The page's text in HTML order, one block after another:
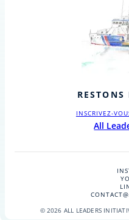
INSCRIVEZ-
All
© 2026 ALL LEADERS